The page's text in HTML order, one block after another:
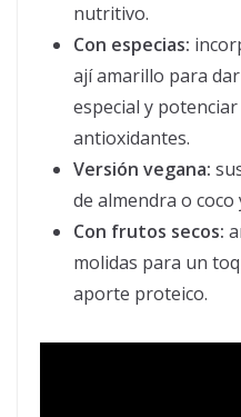
nutritivo.
Con especias:
ají amarillo para
especial y
antioxidantes.
Versión vegana:
de almendra o
Con frutos secos:
molidas para un
aporte proteico.